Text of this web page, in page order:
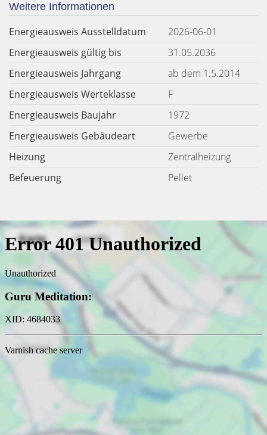
Weitere Informationen
Energieausweis Ausstelldatum
2026-06-01
Energieausweis gültig bis
31.05.2036
Energieausweis Jahrgang
ab dem 1.5.2014
Energieausweis Werteklasse
F
Energieausweis Baujahr
1972
Energieausweis Gebäudeart
Gewerbe
Heizung
Zentralheizung
Befeuerung
Pellet